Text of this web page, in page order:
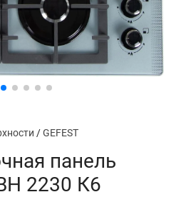
/GEFEST
панель
2230 К6